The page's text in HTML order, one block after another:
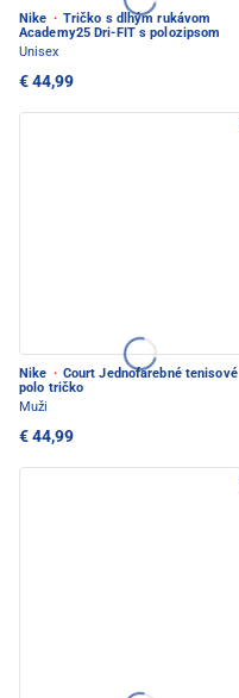
Nike · Tričko s dlhým rukávom
Academy25 Dri-FIT s polozipsom
Unisex
€ 44,99
Nike · Court Jednofarebné tenisové
polo tričko
Muži
€ 44,99